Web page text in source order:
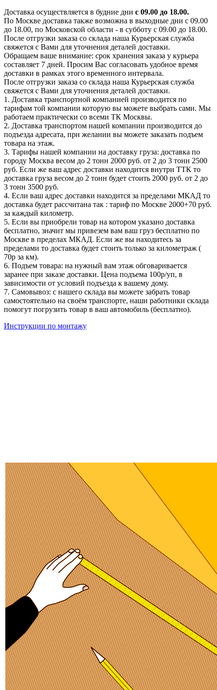
Доставка осуществляется в будние дни с 09.00 до 18.00.
По Москве доставка также возможна в выходные дни с 09.00
до 18.00, по Московской области - в субботу с 09.00 до 18.00.
После отгрузки заказа со склада наша Курьерская служба
свяжется с Вами для уточнения деталей доставки.
Обращаем ваше внимание: срок хранения заказа у курьера
составляет 7 дней. Просим Вас согласовать удобное время
доставки в рамках этого временного интервала.
После отгрузки заказа со склада наша Курьерская служба
свяжется с Вами для уточнения деталей доставки.
1. Доставка транспортной компанией производится по
тарифам той компании которую вы можете выбрать сами. Мы
работаем практически со всеми ТК Москвы.
2. Доставка транспортом нашей компании производится до
подъезда адресата, при желании вы можете заказать подъем
товара на этаж.
3. Тарифы нашей компании на доставку груза: доставка по
городу Москва весом до 2 тонн 2000 руб. от 2 до 3 тонн 2500
руб. Если же ваш адрес доставки находится внутри ТТК то
доставка груза весом до 2 тонн будет стоить 2000 руб. от 2 до
3 тонн 3500 руб.
4. Если ваш адрес доставки находится за пределами МКАД то
доставка будет рассчитана так : тариф по Москве 2000+70 руб.
за каждый километр.
5. Если вы приобрели товар на котором указано доставка
бесплатно, значит мы привезем вам ваш груз бесплатно по
Москве в пределах МКАД. Если же вы находитесь за
пределами то доставка будет стоить только за километраж (
70р за км).
6. Подъем товара: на нужный вам этаж обговаривается
заранее при заказе доставки. Цена подъема 100р/уп, в
зависимости от условий подъезда к вашему дому.
7. Самовывоз: с нашего склада вы можете забрать товар
самостоятельно на своём транспорте, наши работники склада
помогут погрузить товар в ваш автомобиль (бесплатно).
Инструкции по монтажу